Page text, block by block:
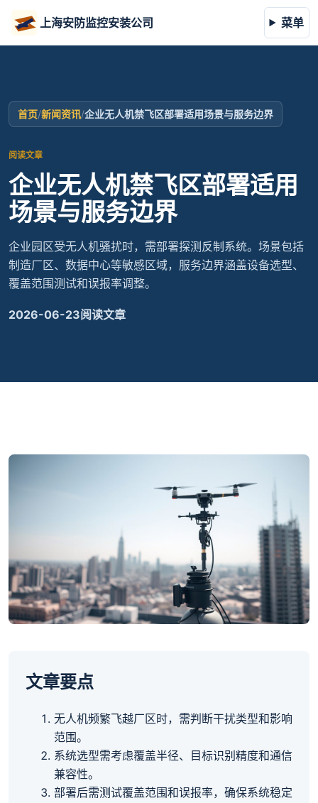
上海安防监控安装公司 菜单
首页/新闻资讯/企业无人机禁飞区部署适用场景与服务边界
阅读文章
企业无人机禁飞区部署适用
场景与服务边界
企业园区受无人机骚扰时，需部署探测反制系统。场景包括
制造厂区、数据中心等敏感区域，服务边界涵盖设备选型、
覆盖范围测试和误报率调整。
2026-06-23阅读文章
文章要点
无人机频繁飞越厂区时，需判断干扰类型和影响
范围。
系统选型需考虑覆盖半径、目标识别精度和通信
兼容性。
部署后需测试覆盖范围和误报率，确保系统稳定